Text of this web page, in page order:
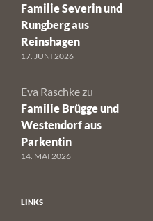
Familie Severin und
Rungberg aus
Reinshagen
17. JUNI 2026
Eva Raschke zu
Familie Brügge und
Westendorf aus
Parkentin
14. MAI 2026
LINKS